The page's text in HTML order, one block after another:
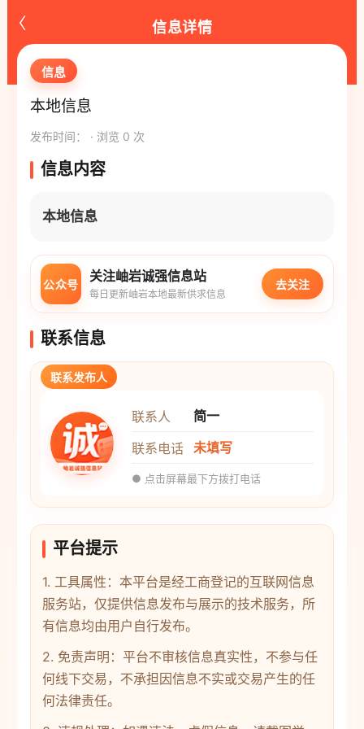
‹ 信息详情
信息
本地信息
发布时间： · 浏览 0 次
信息内容
本地信息
公众号
关注岫岩诚强信息站
每日更新岫岩本地最新供求信息
去关注
联系信息
联系发布人
联系人
简一
联系电话 未填写
● 点击屏幕最下方拨打电话
平台提示
1. 工具属性：本平台是经工商登记的互联网信息
服务站，仅提供信息发布与展示的技术服务，所
有信息均由用户自行发布。
2. 免责声明：平台不审核信息真实性，不参与任
何线下交易，不承担因信息不实或交易产生的任
何法律责任。